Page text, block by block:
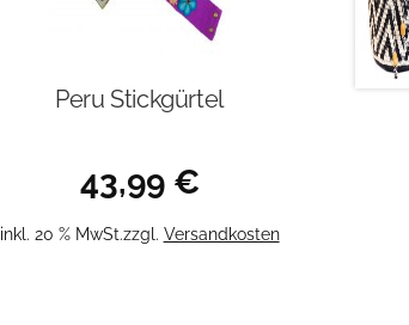
Peru Stickgürtel
43,99 €
inkl. 20 % MwSt.zzgl. Versandkosten